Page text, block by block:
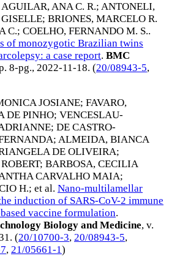
AGUILAR, ANA C. R.; ANTONELI,
; BRIONES, MARCELO R.
C.; COELHO, FERNANDO M. S..
of monozygotic Brazilian twins
a case report. BMC
8-pg., 2022-11-18. (20/08943-5,
JOSIANE; FAVARO,
DE PINHO; VENCESLAU-
; DE CASTRO-
; ALMEIDA, BIANCA
DE OLIVEIRA;
; BARBOSA, CECILIA
CARVALHO MAIA;
H.; et al. Nano-multilamellar
induction of SARS-CoV-2 immune
vaccine formulation.
Biology and Medicine, v.
. (20/10700-3, 20/08943-5,
, 21/05661-1)